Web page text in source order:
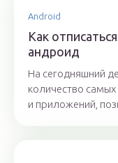
Android
Как
андроид
На сегодняшний
количество
и приложений,